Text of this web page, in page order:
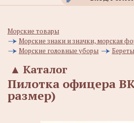
Морские товары
Морские знаки и значки, морская
Морские головные уборы
Каталог
▲
Пилотка офицера
размер)